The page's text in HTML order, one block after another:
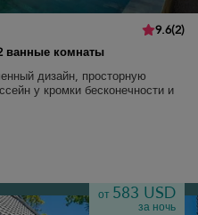
9.6(2)
ванные комнаты
дизайн, просторную
у кромки бесконечности и
от 583 USD
за ночь